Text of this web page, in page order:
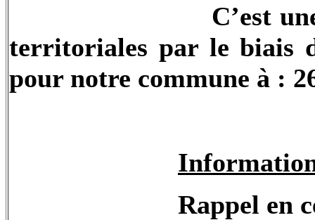
C’est
territoriales par le biais
pour notre commune à :
Rappel en